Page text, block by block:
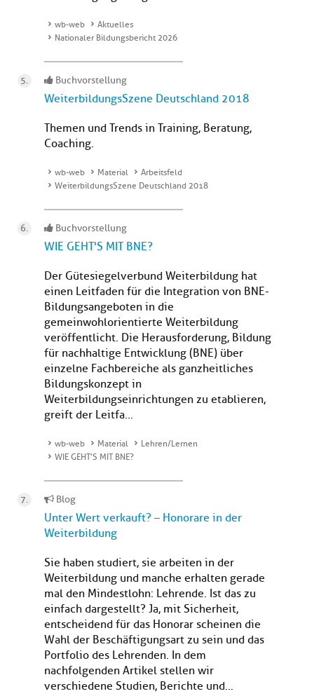
wb-web
Aktuelles
Nationaler Bildungsbericht 2026
Buchvorstellung
WeiterbildungsSzene Deutschland 2018
Themen und Trends in Training, Beratung,
Coaching.
wb-web Material
Arbeitsfeld
WeiterbildungsSzene Deutschland 2018
Buchvorstellung
WIE GEHT'S MIT BNE?
Der Gütesiegelverbund Weiterbildung hat
einen Leitfaden für die Integration von BNE-
Bildungsangeboten in die
gemeinwohlorientierte Weiterbildung
veröffentlicht. Die Herausforderung, Bildung
für nachhaltige Entwicklung (BNE) über
einzelne Fachbereiche als ganzheitliches
Bildungskonzept in
Weiterbildungseinrichtungen zu etablieren,
greift der Leitfa...
wb-web Material
Lehren/Lernen
WIE GEHT'S MIT BNE?
Blog
Unter Wert verkauft? – Honorare in der
Weiterbildung
Sie haben studiert, sie arbeiten in der
Weiterbildung und manche erhalten gerade
mal den Mindestlohn: Lehrende. Ist das zu
einfach dargestellt? Ja, mit Sicherheit,
entscheidend für das Honorar scheinen die
Wahl der Beschäftigungsart zu sein und das
Portfolio des Lehrenden. In dem
nachfolgenden Artikel stellen wir
verschiedene Studien, Berichte und...